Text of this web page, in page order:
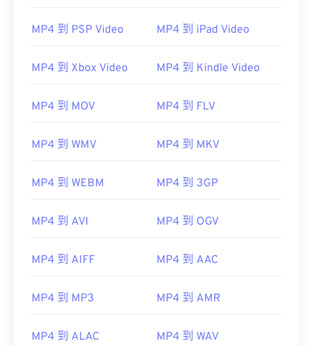
MP4 到 PSP Video MP4 到 iPad Video
MP4 到 Xbox Video MP4 到 Kindle Video
MP4 到 MOV MP4 到 FLV
MP4 到 WMV MP4 到 MKV
MP4 到 WEBM MP4 到 3GP
MP4 到 AVI MP4 到 OGV
MP4 到 AIFF MP4 到 AAC
MP4 到 MP3 MP4 到 AMR
MP4 到 ALAC MP4 到 WAV